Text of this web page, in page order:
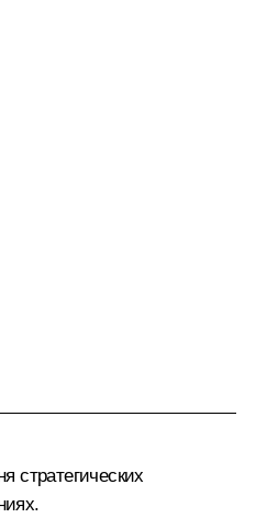
стратегических